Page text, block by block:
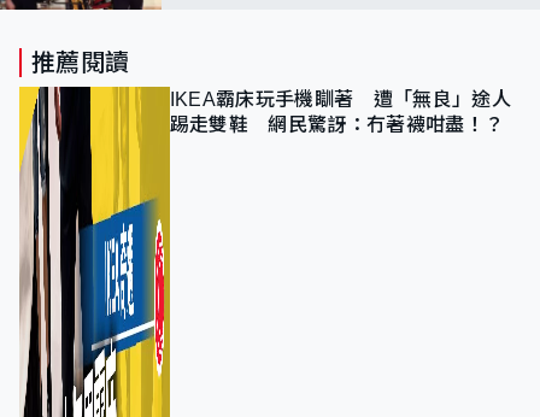
推薦閱讀
IKEA霸床玩手機瞓著 遭「無良」途人
踢走雙鞋 網民驚訝：冇著襪咁盡！？